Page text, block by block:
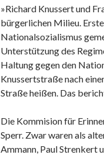
»Richard Knussert und
bürgerlichen Milieu.
Nationalsozialismus
Unterstützung des
Haltung gegen den
Knussertstraße nach
Straße heißen. Das
Die Kommision für
Sperr. Zwar waren als
Ammann, Paul Strenkert